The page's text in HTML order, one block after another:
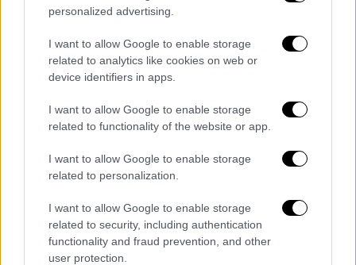
personalized advertising.
I want to allow Google to enable storage
related to analytics like cookies on web or
device identifiers in apps.
I want to allow Google to enable storage
related to functionality of the website or app.
I want to allow Google to enable storage
related to personalization.
I want to allow Google to enable storage
related to security, including authentication
functionality and fraud prevention, and other
user protection.
Εμένα επειδή δεν με σταμάτησε
όταν ξεκίνησα. Η κόρη μου τραγουδάει και
είναι θείο το χάρισμα που έχει - εγώ δεν
λαχάνιαζα. Πότε τις έβρισκα τις νότες πότε
όχι. Δούλεψα πάρα πολύ.Δεν πιστεύω ότι θα
περνούσα στο X Factor θα με κόβανε. Αλλά
δεν σταμάτησα ποτέ να δουλεύω
Δείτε βίντεο από τη συνέντευξη: